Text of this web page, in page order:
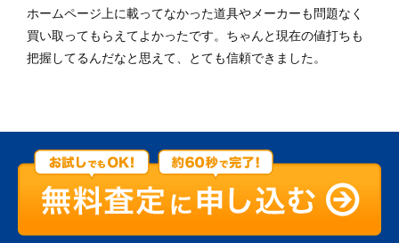
ホームページ上に載ってなかった道具やメーカーも問題なく
買い取ってもらえてよかったです。ちゃんと現在の値打ちも
把握してるんだなと思えて、とても信頼できました。